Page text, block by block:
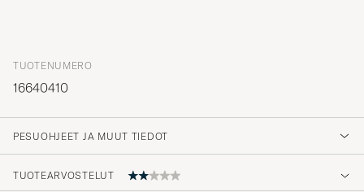
TUOTENUMERO
16640410
PESUOHJEET JA MUUT TIEDOT
TUOTEARVOSTELUT